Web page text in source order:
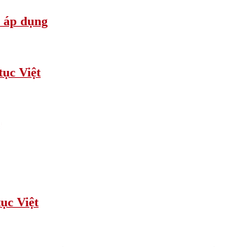
dụng
Việt
Việt